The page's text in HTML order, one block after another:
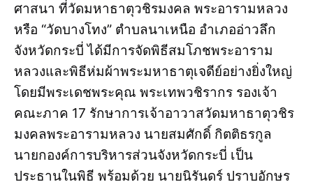
ศาสนา ที่วัดมหาธาตุวชิรมงคล พระอารามหลวง
หรือ “วัดบางโทง” ตำบลนาเหนือ อำเภออ่าวลึก
จังหวัดกระบี่ ได้มีการจัดพิธีสมโภชพระอาราม
หลวงและพิธีห่มผ้าพระมหาธาตุเจดีย์อย่างยิ่งใหญ่
โดยมีพระเดชพระคุณ พระเทพวชิรากร รองเจ้า
คณะภาค 17 รักษาการเจ้าอาวาสวัดมหาธาตุวชิร
มงคลพระอารามหลวง นายสมศักดิ์ กิตติธรกูล
นายกองค์การบริหารส่วนจังหวัดกระบี่ เป็น
ประธานในพิธี พร้อมด้วย นายนิรันดร์ ปราบอักษร